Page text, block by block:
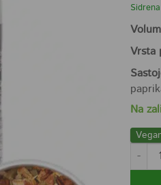
Vrsta
Na
Aglio